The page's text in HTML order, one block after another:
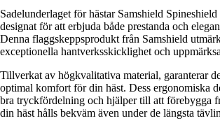
Sadelunderlaget för hästar Samshield
designat för att erbjuda både prestanda och
Denna flaggskeppsprodukt från Samshield
exceptionella hantverksskicklighet och
Tillverkat av högkvalitativa material, garanterar
optimal komfort för din häst. Dess ergonomiska
bra tryckfördelning och hjälper till att förebygga
din häst hålls bekväm även under de längsta